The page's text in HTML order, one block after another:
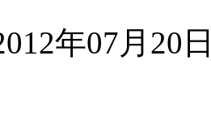
年07月20